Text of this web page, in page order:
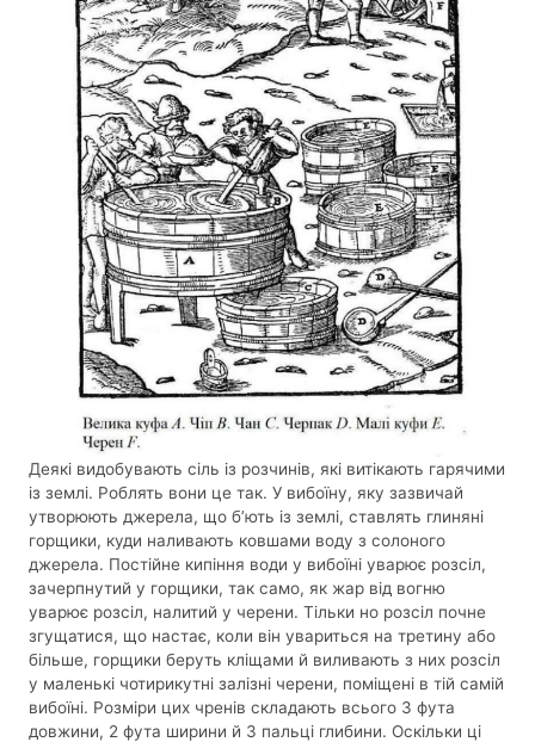
Деякі видобувають сіль із розчинів, які витікають гарячими
із землі. Роблять вони це так. У вибоїну, яку зазвичай
утворюють джерела, що б’ють із землі, ставлять глиняні
горщики, куди наливають ковшами воду з солоного
джерела. Постійне кипіння води у вибоїні уварює розсіл,
зачерпнутий у горщики, так само, як жар від вогню
уварює розсіл, налитий у черени. Тільки но розсіл почне
згущатися, що настає, коли він увариться на третину або
більше, горщики беруть кліщами й виливають з них розсіл
у маленькі чотирикутні залізні черени, поміщені в тій самій
вибоїні. Розміри цих чренів складають всього 3 фута
довжини, 2 фута ширини й 3 пальці глибини. Оскільки ці